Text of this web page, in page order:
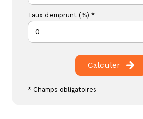
Taux d'emprunt (%) *
Calculer
* Champs obligatoires